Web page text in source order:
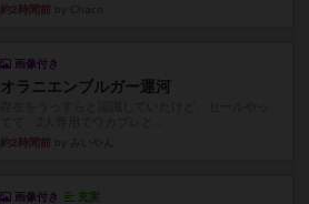
約2時間前
画像付き
オラニエンブルガー運河
約2時間前
画像付き 充実